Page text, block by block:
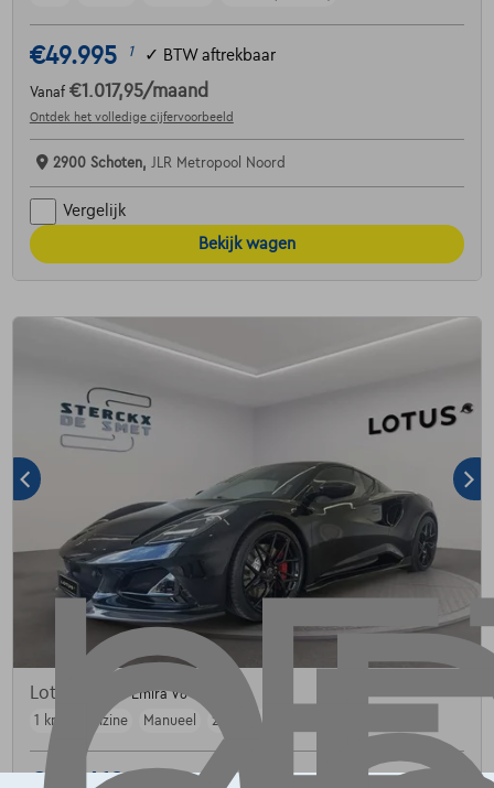
€49.995 1 ✓ BTW aftrekbaar
Vanaf €1.017,95/maand
Ontdek het volledige cijfervoorbeeld
2900 Schoten, JLR Metropool Noord
Vergelijk
Bekijk wagen
Lotus EmiraEmira V6 SE
1 km
Benzine Manueel 298 kW ( 405 PK )
€128.410 BTW aftrekbaar